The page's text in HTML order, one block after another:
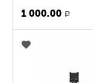
1 000.00 Р